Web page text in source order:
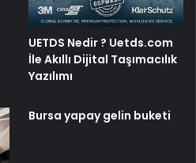
UETDS Nedir ? Uetds.com
İle Akıllı Dijital Taşımacılık
Yazılımı
Bursa yapay gelin buketi